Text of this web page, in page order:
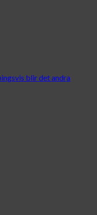
blir det andra